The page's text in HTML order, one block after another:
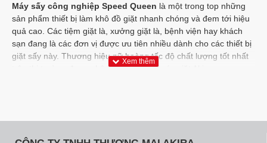
Máy sấy công nghiệp Speed Queen là một trong top những
sản phẩm thiết bị làm khô đồ giặt nhanh chóng và đem tới hiệu
quả cao. Các tiệm giặt là, xưởng giặt là, bệnh viện hay khách
sạn đang là các đơn vị được ưu tiên nhiều dành cho các thiết bị
giặt sấy này. Thương hiệu nữ hoàng tốc độ chất lượng tốt nhất
trên thị trường được nhập khẩu đơn vị máy giặt Akira.
áo công nghiệp